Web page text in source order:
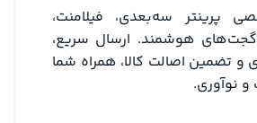
پرینتر سه‌بعدی، فیلامنت،
گجت‌های هوشمند. ارسال سریع،
و تضمین اصالت کالا، همراه شما
و نوآوری.